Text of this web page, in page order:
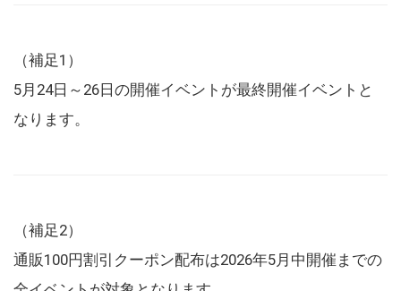
（補足1）
5月24日～26日の開催イベントが最終開催イベントと
なります。
（補足2）
通販100円割引クーポン配布は2026年5月中開催までの